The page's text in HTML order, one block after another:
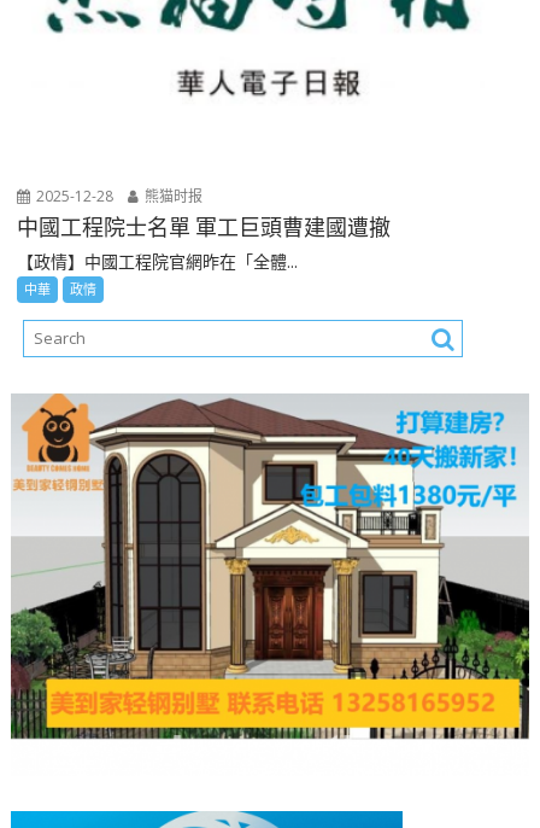
2025-12-28 熊猫时报
中國工程院士名單 軍工巨頭曹建國遭撤
【政情】中國工程院官網昨在「全體...
中華 政情